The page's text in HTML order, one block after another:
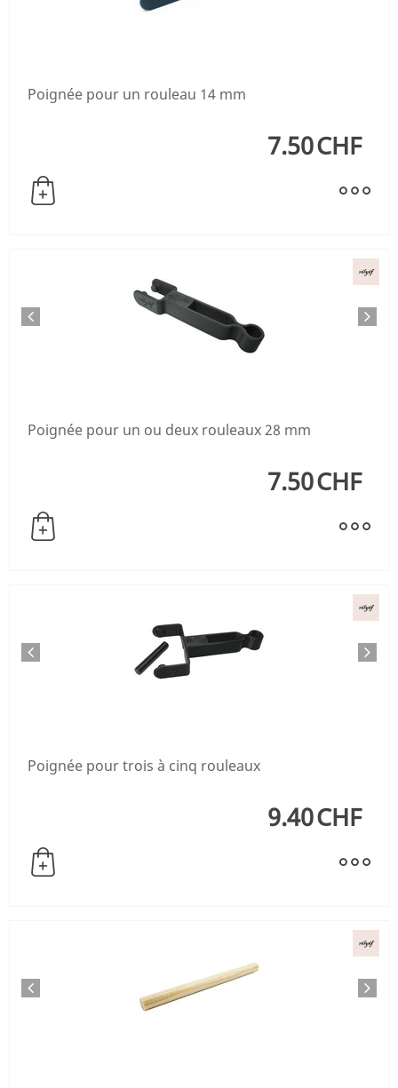
Poignée pour un rouleau 14 mm
7.50CHF
Poignée pour un ou deux rouleaux 28 mm
7.50CHF
Poignée pour trois à cinq rouleaux
9.40CHF